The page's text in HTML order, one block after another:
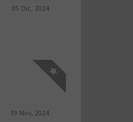
05 Dic, 2024
19 Nov, 2024